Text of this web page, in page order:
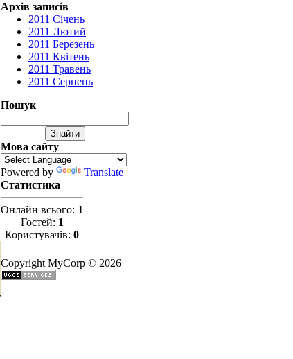
Архів записів
2011 Січень
2011 Лютий
2011 Березень
2011 Квітень
2011 Травень
2011 Серпень
Пошук
Мова сайту
Powered by
Translate
Статистика
Онлайн всього: 1
Гостей: 1
Користувачів: 0
Copyright MyCorp © 2026